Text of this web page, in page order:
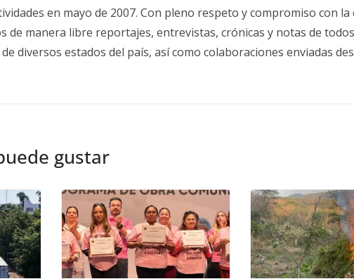
en mayo de 2007. Con pleno respeto y compromiso con la
de manera libre reportajes, entrevistas, crónicas y notas de
diversos estados del país, así como colaboraciones enviadas
gustar